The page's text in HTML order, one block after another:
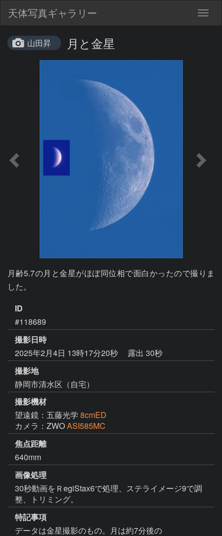
天体写真ギャラリー
山田昇 月と金星
月齢5.7の月と金星がほぼ同位相で面白かったので撮りま
した。
ID
#118689
撮影日時
2025年2月4日 13時17分20秒
露出 30秒
撮影地
静岡市清水区（自宅）
撮影機材
望遠鏡：五藤光学 8cmED
カメラ：ZWOASI585MC
焦点距離
640mm
画像処理
30秒動画をＲegiStax6で処理、ステライメージ9で調
整、トリミング。
特記事項
データは金星撮影のもの。月は約7分後の